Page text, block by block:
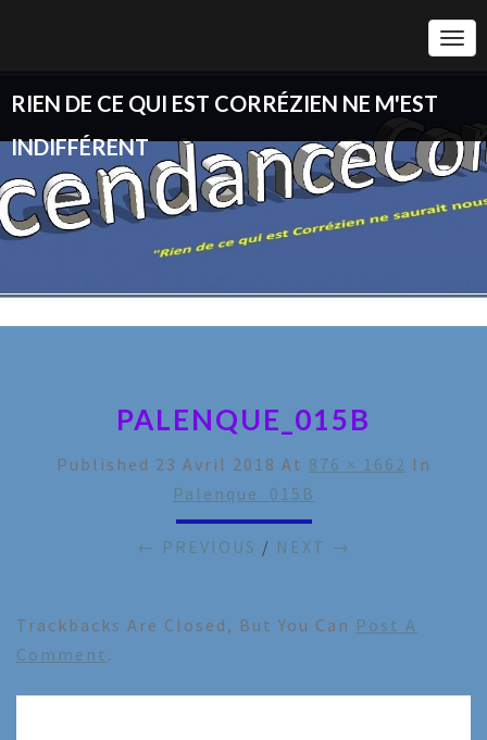
RIEN DE CE QUI EST CORRÉZIEN NE M'EST
INDIFFÉRENT
PALENQUE_015B
Published 23 Avril 2018 At 876 × 1662 In
Palenque_015B
← PREVIOUS / NEXT →
Trackbacks Are Closed, But You Can Post A
Comment .